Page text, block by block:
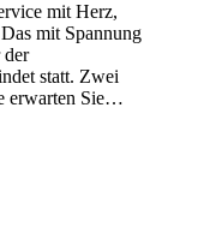
mit Herz,
mit Spannung
der
statt. Zwei
erwarten Sie…